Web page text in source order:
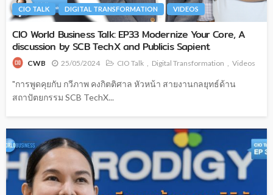
CIO TALK DIGITAL TRANSFORMATION VIDEOS
CIO World Business Talk: EP33 Modernize Your Core, A
discussion by SCB TechX and Publicis Sapient
CWB 25/05/2024 CIO Talk Digital Transformation Videos
"การพูดคุยกับ กวีภาพ คงกิตติศาล หัวหน้า สายงานกลยุทธ์ด้าน
สถาปัตยกรรม SCB TechX...